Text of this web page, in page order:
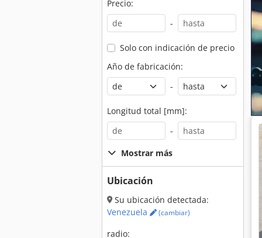
Precio:
-
Solo con indicación de precio
Año de fabricación:
-
Longitud total [mm]:
-
Mostrar más
Ubicación
Su ubicación detectada:
Venezuela
(cambiar)
radio: